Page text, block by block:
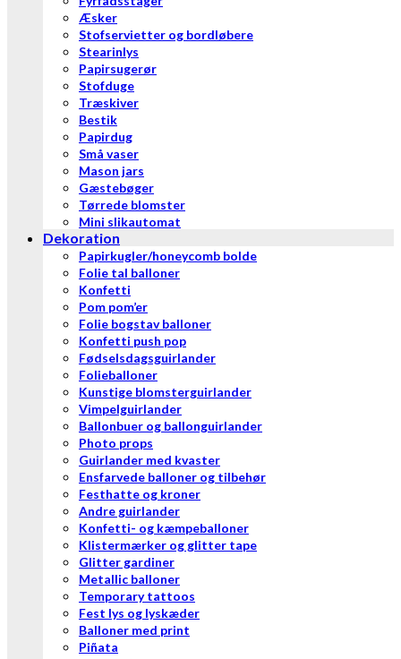
Æsker
Stofservietter og bordløbere
Stearinlys
Papirsugerør
Stofduge
Træskiver
Bestik
Papirdug
Små vaser
Mason jars
Gæstebøger
Tørrede blomster
Mini slikautomat
Dekoration
Papirkugler/honeycomb bolde
Folie tal balloner
Konfetti
Pom pom’er
Folie bogstav balloner
Konfetti push pop
Fødselsdagsguirlander
Folieballoner
Kunstige blomsterguirlander
Vimpelguirlander
Ballonbuer og ballonguirlander
Photo props
Guirlander med kvaster
Ensfarvede balloner og tilbehør
Festhatte og kroner
Andre guirlander
Konfetti- og kæmpeballoner
Klistermærker og glitter tape
Glitter gardiner
Metallic balloner
Temporary tattoos
Fest lys og lyskæder
Balloner med print
Piñata